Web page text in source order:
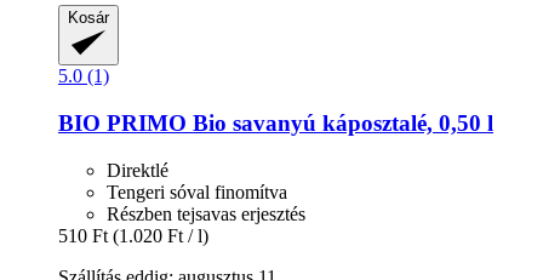
Kosár
5.0 (1)
BIO PRIMO Bio savanyú káposztalé, 0,50 l
Direktlé
Tengeri sóval finomítva
Részben tejsavas erjesztés
510 Ft (1.020 Ft / l)